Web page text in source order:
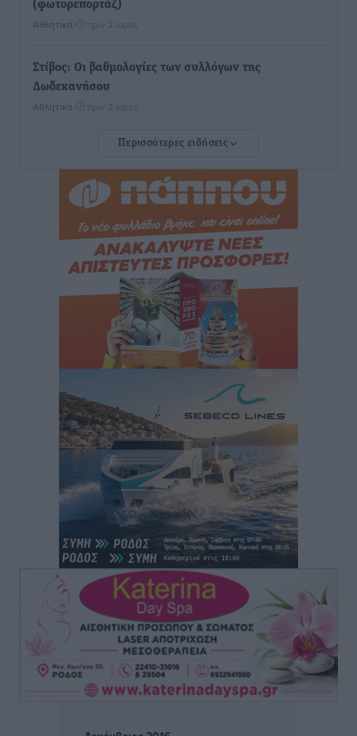
(φωτορεπορτάζ)
Αθλητικά πριν 2 ώρες
Στίβος: Οι βαθμολογίες των συλλόγων της
Δωδεκανήσου
Αθλητικά πριν 2 ώρες
Νέες ταυτότητες: Ποιοι πρέπει να τις αλλάξουν άμεσα
και ποιοι όχι
• πριν 2 ώρες
Στον Ιπποκράτη η Μαρία Βλάχου
πριν 2 ώρες
Οικονομική ενίσχυση για συντήρηση στο κλειστό της
πριν 2 ώρες
συμβόλαιο πυγμαχίας με MTGP και BXGP για Ευρώπη
και Αυστραλία
Αθλητικά• πριν 2 ώρες
ΚΑΕ Κολοσσός: Τα… ευρωπαϊκά εισιτήρια διαρκείας
Αθλητικά πριν 2 ώρες
Ιπποκράτης: Ανανέωσε η Νίκη Καρτσαμάρη
Αθλητικά• πριν 2 ώρες
Η Μανίσα πήρε Buie και Davis
Αθλητικά πριν 2 ώρες
Γ.Σ. Ηπιόνη: «Προπονητική ομάδα με εμπειρία,
επιστημονική γνώση και σύγχρονες μεθόδους»
Περισσότερες ειδήσεις